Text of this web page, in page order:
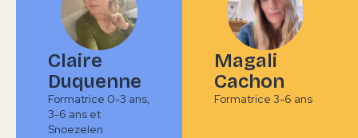
Claire
Duquenne
Formatrice 0-3 ans,
3-6 ans et
Snoezelen
Magali
Cachon
Formatrice 3-6 ans